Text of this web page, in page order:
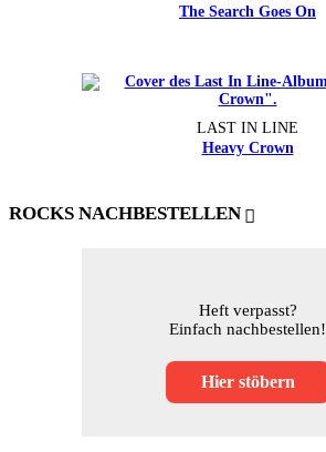
The Search Goes On
LAST IN LINE
Heavy Crown
ROCKS NACHBESTELLEN
Heft verpasst?
Einfach nachbestellen!
Hier stöbern